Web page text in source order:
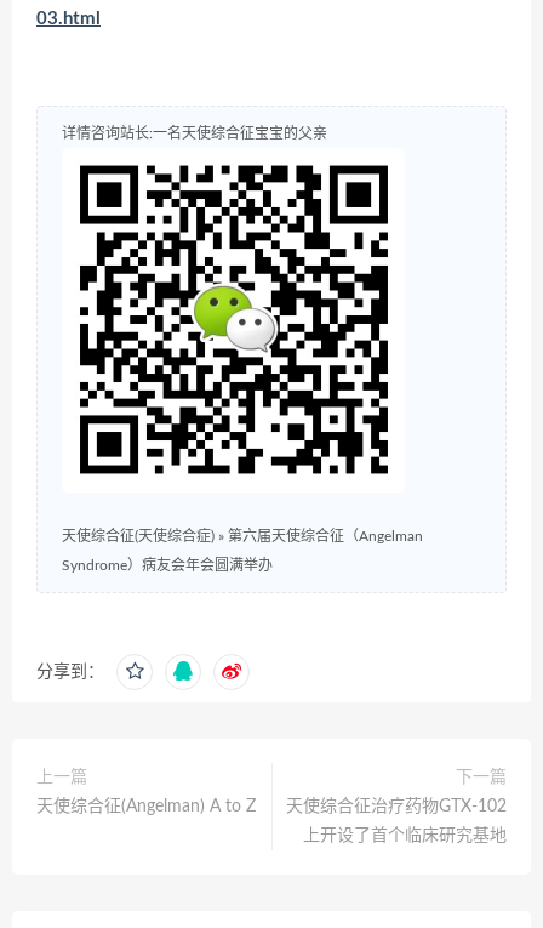
03.html
详情咨询站长:一名天使综合征宝宝的父亲
天使综合征(天使综合症) » 第六届天使综合征（Angelman
Syndrome）病友会年会圆满举办
分享到：
上一篇
天使综合征(Angelman) A to Z
下一篇
天使综合征治疗药物GTX-102
上开设了首个临床研究基地